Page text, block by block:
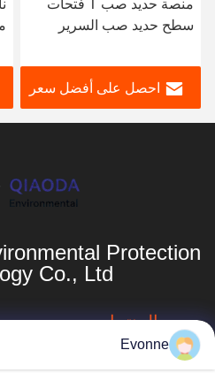
منصة حديد صب T فتحات
سطح حديد صب السرير
طاولة العمل
احصل على أفضل سعر
Protection
Co., Ltd.
المنتجات
Evonne